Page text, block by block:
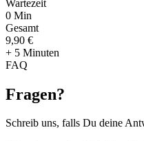
Wartezeit
0 Min
Gesamt
9,90 €
+ 5 Minuten
FAQ
Fragen?
Schreib uns, falls Du deine